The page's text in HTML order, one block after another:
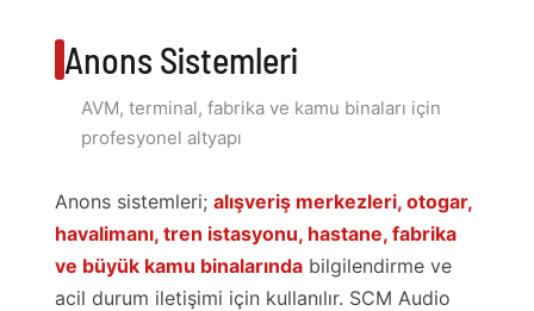
Anons Sistemleri
AVM, terminal, fabrika ve kamu binaları için
profesyonel altyapı
Anons sistemleri; alışveriş merkezleri, otogar,
havalimanı, tren istasyonu, hastane, fabrika
ve büyük kamu binalarındabilgilendirme ve
acil durum iletişimi için kullanılır. SCM Audio